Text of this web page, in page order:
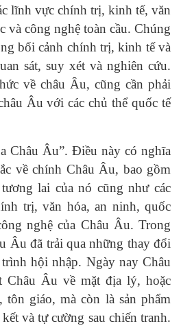
lĩnh vực chính trị, kinh tế, văn
và công nghệ toàn cầu. Chúng
bối cảnh chính trị, kinh tế và
sát, suy xét và nghiên cứu.
về châu Âu, cũng cần phải
Âu với các chủ thể quốc tế
Châu Âu”. Điều này có nghĩa
về chính Châu Âu, bao gồm
lai của nó cũng như các
trị, văn hóa, an ninh, quốc
nghệ của Châu Âu. Trong
Âu đã trải qua những thay đổi
hội nhập. Ngày nay Châu
Âu về mặt địa lý, hoặc
tôn giáo, mà còn là sản phẩm
và tự cường sau chiến tranh.